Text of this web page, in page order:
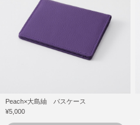
Peach×大島紬 パスケース
¥5,000